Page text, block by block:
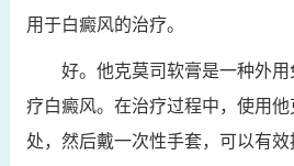
用于白癜风的治疗。
好。他克莫司软膏是一种外
疗白癜风。在治疗过程中，使用
处，然后戴一次性手套，可以有